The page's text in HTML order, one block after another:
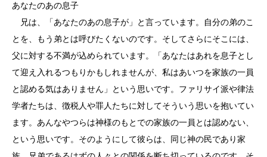
あなたのあの息子
兄は、「あなたのあの息子が」と言っています。自分の弟のこ
とを、もう弟とは呼びたくないのです。そしてさらにそこには、
父に対する不満が込められています。「あなたはあれを息子とし
て迎え入れるつもりかもしれませんが、私はあいつを家族の一員
と認める気はありません」という思いです。ファリサイ派や律法
学者たちは、徴税人や罪人たちに対してそういう思いを抱いてい
ます。あんなやつらは神様のもとでの家族の一員とは認めない、
という思いです。そのようにして彼らは、同じ神の民であり家